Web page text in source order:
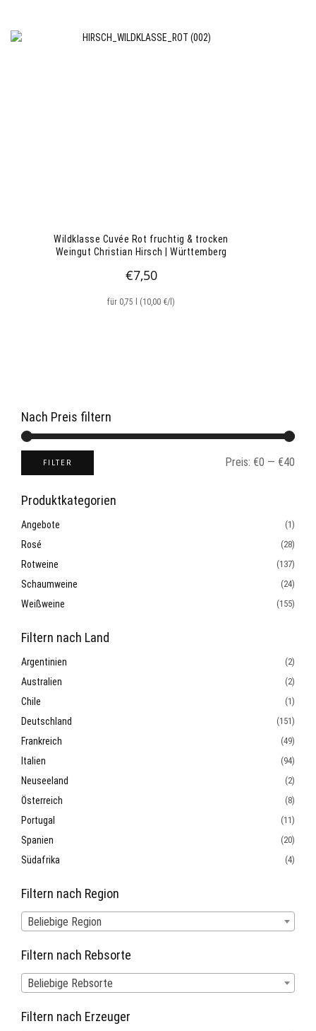
Wildklasse Cuvée Rot fruchtig & trocken
Weingut Christian Hirsch | Württemberg
€7,50
für 0,75 l (10,00 €/l)
Nach Preis filtern
FILTER Preis: €0 — €40
Produktkategorien
Angebote (1)
Rosé (28)
Rotweine (137)
Schaumweine (24)
Weißweine (155)
Filtern nach Land
Argentinien (2)
Australien (2)
Chile (1)
Deutschland (151)
Frankreich (49)
Italien (94)
Neuseeland (2)
Österreich (8)
Portugal (11)
Spanien (20)
Südafrika (4)
Filtern nach Region
Beliebige Region
Filtern nach Rebsorte
Beliebige Rebsorte
Filtern nach Erzeuger